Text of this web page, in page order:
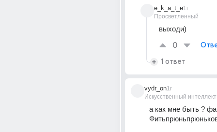
e_k_a_t_e
Просветленный
1г
выходи)
0
1 ответ
vydr_on
Искусственный интеллект
1г
а как мне быть ?